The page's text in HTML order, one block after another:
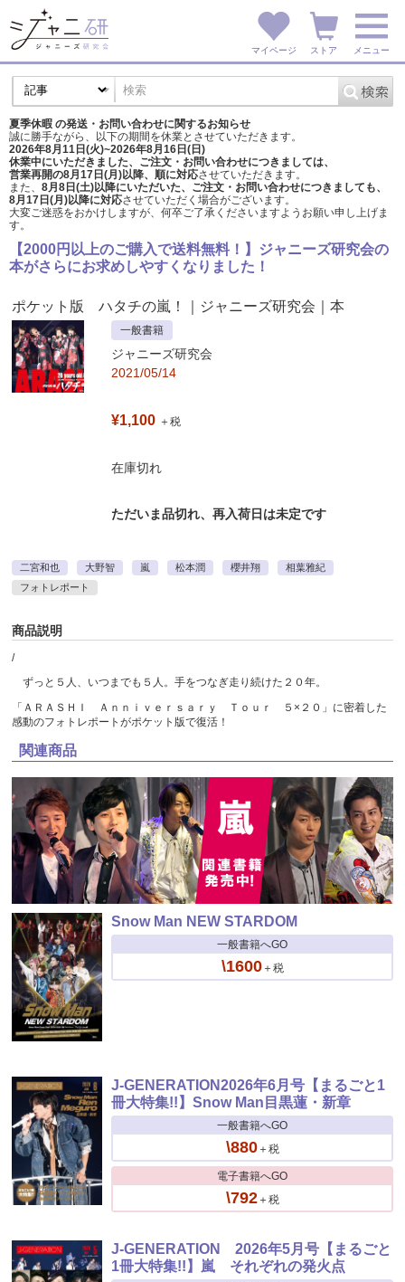
マイページ ストア メニュー
夏季休暇 の発送・お問い合わせに関するお知らせ
誠に勝手ながら、以下の期間を休業とさせていただきます。
2026年8月11日(火)~2026年8月16日(日)
休業中にいただきました、ご注文・お問い合わせにつきましては、
営業再開の8月17日(月)以降、順に対応させていただきます。
また、 8月8日(土)以降にいただいた、ご注文・ お問い合わせにつきましても、
8月17日(月)以降に対応させていただく場合がございます。
大変ご迷惑をおかけしますが、 何卒ご了承くださいますようお願い申し上げま
す。
【2000円以上のご購入で送料無料！】ジャニーズ研究会の
本がさらにお求めしやすくなりました！
ポケット版 ハタチの嵐！ ｜ジャニーズ研究会｜本
一般書籍
ジャニーズ研究会
2021/05/14
¥1,100 ＋税
在庫切れ
ただいま品切れ、再入荷日は未定です
二宮和也 大野智 嵐 松本潤 櫻井翔
相葉雅紀
フォトレポート
商品説明
/
ずっと５人、いつまでも５人。手をつなぎ走り続けた２０年。
「ＡＲＡＳＨＩ Ａｎｎｉｖｅｒｓａｒｙ Ｔｏｕｒ ５×２０」に密着した
感動のフォトレポートがポケット版で復活！
関連商品
Snow Man NEW STARDOM
一般書籍へGO
\1600＋税
J-GENERATION2026年6月号【まるごと1
冊大特集!!】Snow Man目黒蓮・新章
一般書籍へGO
\880＋税
電子書籍へGO
\792＋税
J-GENERATION 2026年5月号【まるごと
1冊大特集!!】嵐 それぞれの発火点